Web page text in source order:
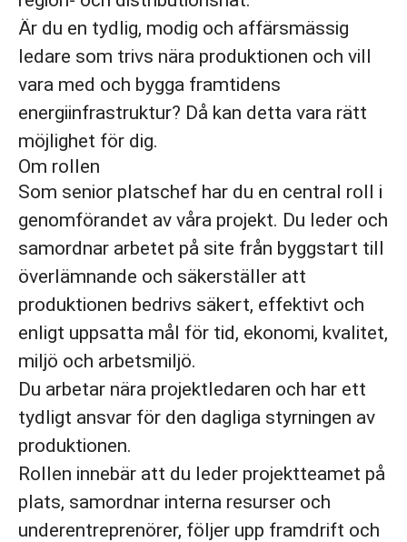
Är du en tydlig, modig och affärsmässig
ledare som trivs nära produktionen och vill
vara med och bygga framtidens
energiinfrastruktur? Då kan detta vara rätt
möjlighet för dig.
Om rollen
Som senior platschef har du en central roll i
genomförandet av våra projekt. Du leder och
samordnar arbetet på site från byggstart till
överlämnande och säkerställer att
produktionen bedrivs säkert, effektivt och
enligt uppsatta mål för tid, ekonomi, kvalitet,
miljö och arbetsmiljö.
Du arbetar nära projektledaren och har ett
tydligt ansvar för den dagliga styrningen av
produktionen.
Rollen innebär att du leder projektteamet på
plats, samordnar interna resurser och
underentreprenörer, följer upp framdrift och